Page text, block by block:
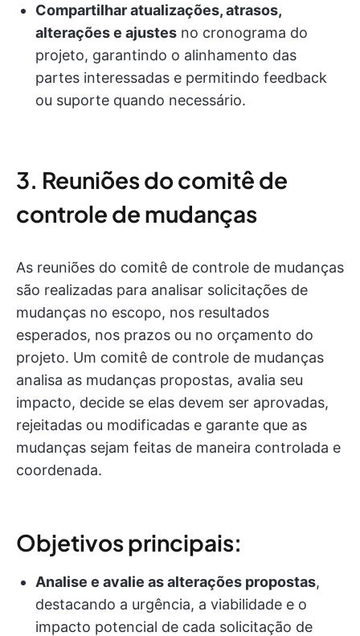
Compartilhar atualizações, atrasos,
alterações e ajustes no cronograma do
projeto, garantindo o alinhamento das
partes interessadas e permitindo feedback
ou suporte quando necessário.
3. Reuniões do comitê de
controle de mudanças
As reuniões do comitê de controle de mudanças
são realizadas para analisar solicitações de
mudanças no escopo, nos resultados
esperados, nos prazos ou no orçamento do
projeto. Um comitê de controle de mudanças
analisa as mudanças propostas, avalia seu
impacto, decide se elas devem ser aprovadas,
rejeitadas ou modificadas e garante que as
mudanças sejam feitas de maneira controlada e
coordenada.
Objetivos principais:
Analise e avalie as alterações propostas,
destacando a urgência, a viabilidade e o
impacto potencial de cada solicitação de